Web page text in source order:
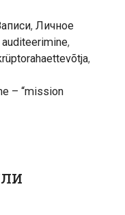
, Личное
auditeerimine,
,
– “mission